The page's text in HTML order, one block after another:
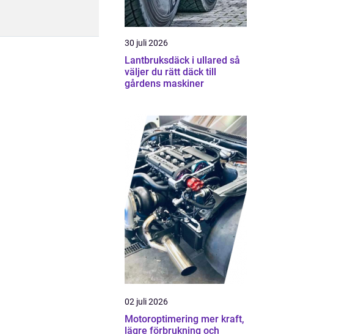
30 juli 2026
Lantbruksdäck i ullared så
väljer du rätt däck till
gårdens maskiner
02 juli 2026
Motoroptimering mer kraft,
lägre förbrukning och